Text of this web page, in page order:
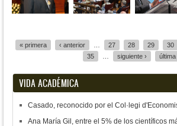
« primera ‹ anterior 27 28 29 30
35
siguiente › última
VIDA ACADÉMICA
Casado, reconocido por el Col·legi
Ana María Gil, entre el 5% de los científicos